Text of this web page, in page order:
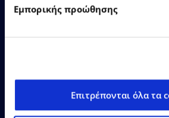
Εμπορικής προώθησης
Επιτρέπονται όλα τα